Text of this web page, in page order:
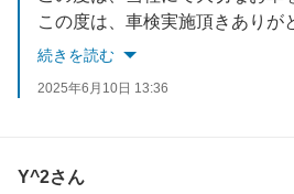
この度は、車検実施頂きありがとうござ
続きを読む
2025年6月10日 13:36
Y^2さん